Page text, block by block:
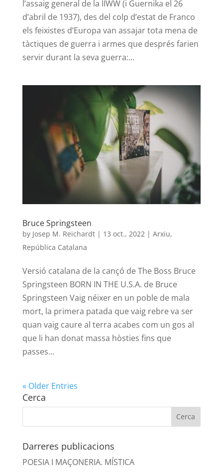
l’assaig general de la IIWW (i Guernika el 26
d’abril de 1937), des del colp d’estat de Franco
els feixistes d’Europa van assajar tota mena de
tàctiques de guerra i armes que després farien
servir durant la seva guerra:...
Bruce Springsteen
by Josep M. Reichardt| 13 oct., 2022 | Arxiu,
República Catalana
Versió catalana de la cançó de The Boss Bruce
Springsteen BORN IN THE U.S.A. de Bruce
Springsteen Vaig néixer en un poble de mala
mort, la primera patada que vaig rebre va ser
quan vaig caure al terra acabes com un gos al
que li han donat massa hòsties fins que
passes...
« Older Entries
Cerca
Darreres publicacions
POESIA I MAÇONERIA. MÍSTICA